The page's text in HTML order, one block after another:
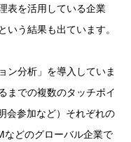
表を活用している企業
う結果も出ています。
ン分析」を導入していま
までの複数のタッチポイ
会参加など）それぞれの
などのグローバル企業で